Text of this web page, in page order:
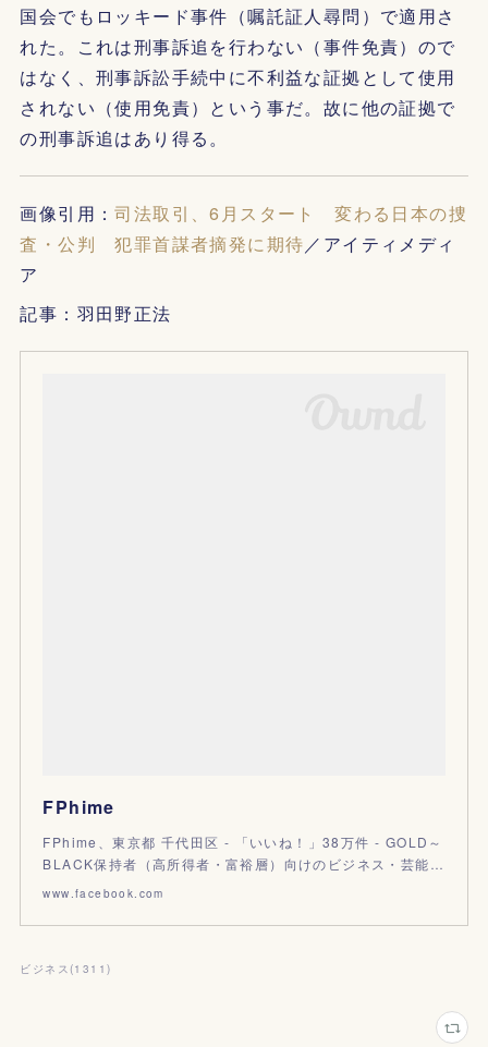
国会でもロッキード事件（嘱託証人尋問）で適用さ
れた。これは刑事訴追を行わない（事件免責）ので
はなく、刑事訴訟手続中に不利益な証拠として使用
されない（使用免責）という事だ。故に他の証拠で
の刑事訴追はあり得る。
画像引用：司法取引、6月スタート 変わる日本の捜
査・公判 犯罪首謀者摘発に期待／アイティメディ
ア
記事：羽田野正法
FPhime
FPhime、東京都 千代田区 - 「いいね！」38万件 - GOLD～
BLACK保持者（高所得者・富裕層）向けのビジネス・芸能…
www.facebook.com
ビジネス (1311 )